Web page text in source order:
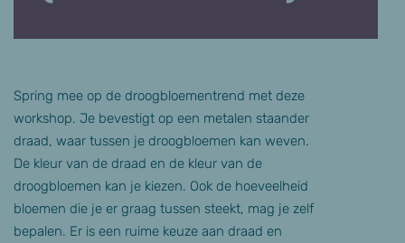
Spring mee op de droogbloementrend met deze
workshop. Je bevestigt op een metalen staander
draad, waar tussen je droogbloemen kan weven.
De kleur van de draad en de kleur van de
droogbloemen kan je kiezen. Ook de hoeveelheid
bloemen die je er graag tussen steekt, mag je zelf
bepalen. Er is een ruime keuze aan draad en